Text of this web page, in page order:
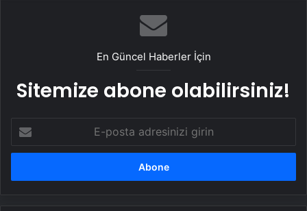
En Güncel Haberler İçin
Sitemize abone olabilirsiniz!
posta
adresinizi